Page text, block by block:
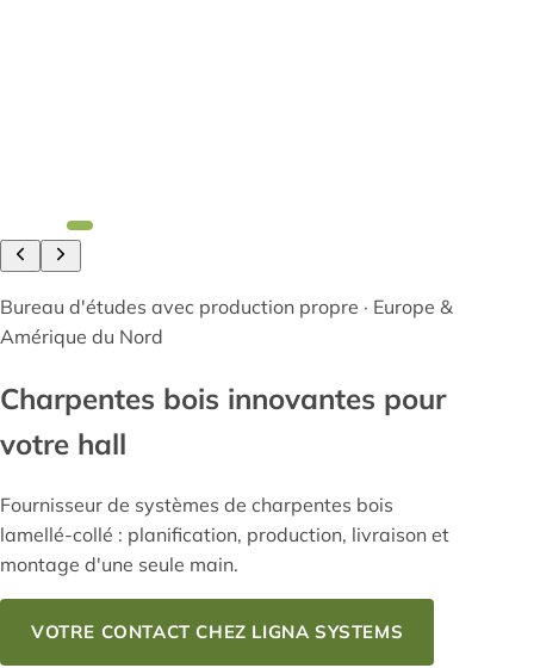
Bureau d'études avec production propre · Europe &
Amérique du Nord
Charpentes bois innovantes pour
votre hall
Fournisseur de systèmes de charpentes bois
lamellé-collé : planification, production, livraison et
montage d'une seule main.
VOTRE CONTACT CHEZ LIGNA SYSTEMS